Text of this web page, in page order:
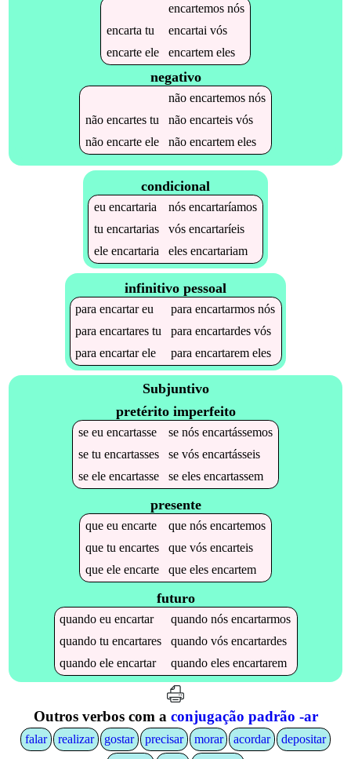
encartemosnós
encarta tu encartai vós
encarteele encartemeles
negativo
não encartemosnós
não encartestu não encarteisvós
não encarteele não encartemeles
condicional
eu encartaria nós encartaríamos
tu encartarias vós encartaríeis
ele encartaria eles encartariam
infinitivo pessoal
paraencartareu paraencartarmos nós
paraencartares tu paraencartardes vós
paraencartarele paraencartarem eles
Subjuntivo
pretérito imperfeito
se eu encartasse se nós encartássemos
se tu encartasses se vós encartásseis
se ele encartasse se eles encartassem
presente
que eu encarte que nós encartemos
que tu encartes que vós encarteis
que ele encarte que eles encartem
futuro
quandoeuencartar quandonósencartarmos
quandotuencartares quandovósencartardes
quandoeleencartar quandoelesencartarem
Outros verbos com a conjugação padrão -ar
falar realizar gostar precisar morar acordar
depositar